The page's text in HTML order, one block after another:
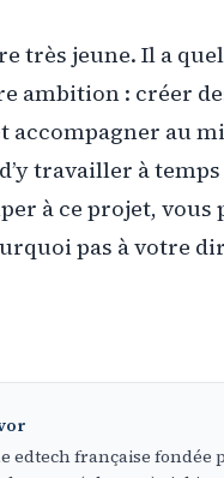
très jeune. Il a
ambition : créer
accompagner au
travailler à
à ce projet,
pas à votre
edtech française fondée